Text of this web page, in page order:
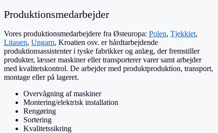
Produktionsmedarbejder
Vores produktionsmedarbejdere fra Østeuropa: Polen, Tjekkiet,
Litauen, Ungarn, Kroatien osv. er hårdtarbejdende
produktionsassistenter i tyske fabrikker og anlæg, der fremstiller
produkter, læsser maskiner eller transporterer varer samt arbejder
med kvalitetskontrol. De arbejder med produktproduktion, transport,
montage eller på lageret.
Overvågning af maskiner
Montering/elektrisk installation
Rengøring
Sortering
Kvalitetssikring